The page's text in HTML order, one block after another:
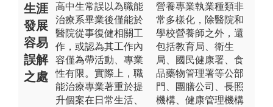
生涯
發展
容易
誤解
之處
高中生常誤以為職能
治療系畢業後僅能於
醫院從事復健相關工
作，或認為其工作內
容僅為帶活動、專業
性有限。實際上，職
能治療專業著重於提
升個案在日常生活、
營養專業執業種類非
常多樣化，除醫院和
學校營養師之外，還
包括教育局、衛生
局、國民健康署、食
品藥物管理署等公部
門、團膳公司、長照
機構、健康管理機構